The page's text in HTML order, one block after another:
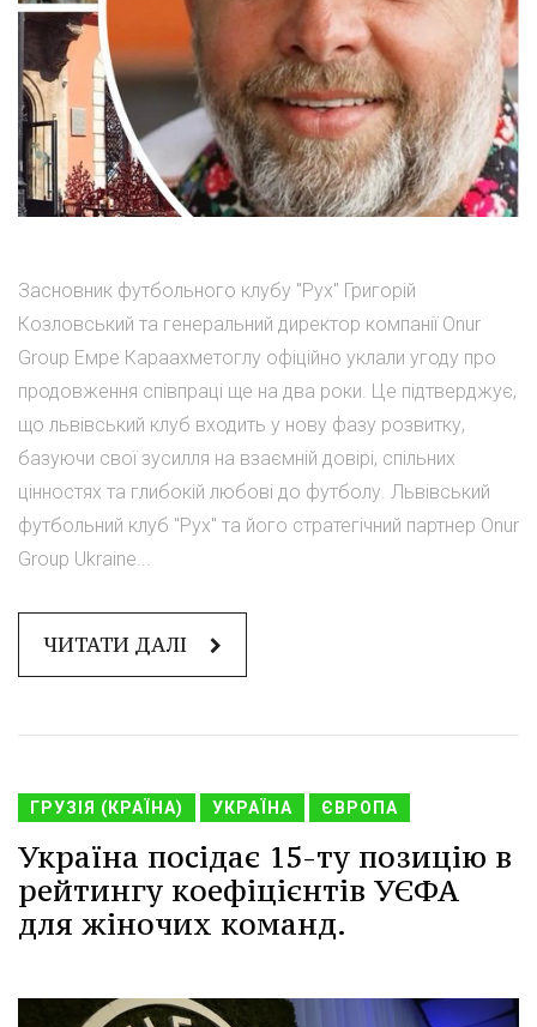
Засновник футбольного клубу "Рух" Григорій
Козловський та генеральний директор компанії Onur
Group Емре Караахметоглу офіційно уклали угоду про
продовження співпраці ще на два роки. Це підтверджує,
що львівський клуб входить у нову фазу розвитку,
базуючи свої зусилля на взаємній довірі, спільних
цінностях та глибокій любові до футболу. Львівський
футбольний клуб "Рух" та його стратегічний партнер Onur
Group Ukraine...
ЧИТАТИ ДАЛІ
ГРУЗІЯ (КРАЇНА) УКРАЇНА ЄВРОПА
Україна посідає 15-ту позицію в
рейтингу коефіцієнтів УЄФА
для жіночих команд.